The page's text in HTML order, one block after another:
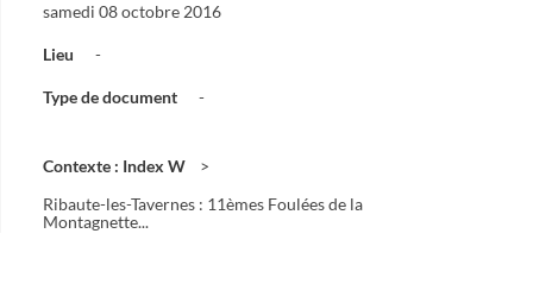
samedi 08 octobre 2016
Lieu -
Type de document -
Contexte : Index W
Ribaute-les-Tavernes : 11èmes Foulées de la
Montagnette...